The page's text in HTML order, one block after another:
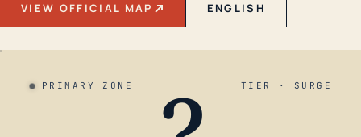
VIEW OFFICIAL MAP ENGLISH
PRIMARY ZONE TIER · SURGE